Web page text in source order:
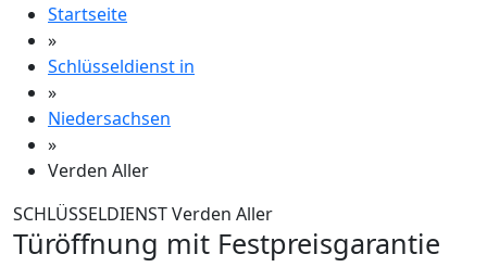
Startseite
»
Schlüsseldienst in
»
Niedersachsen
»
Verden Aller
SCHLÜSSELDIENST Verden Aller
Türöffnung mit Festpreisgarantie